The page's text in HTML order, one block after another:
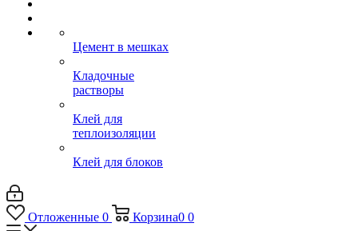
Цемент в мешках
Кладочные
растворы
Клей для
теплоизоляции
Клей для блоков
Отложенные 0 Корзина0 0